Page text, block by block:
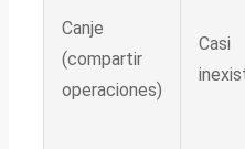
Canje
(compartir
operaciones)
Casi